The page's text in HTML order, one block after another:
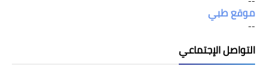
موقع طبي
--
التواصل الإجتماعي